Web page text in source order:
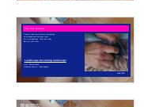
A woman folds some pictures representing
natural landscapes and place them
into a real landscape. Fiction and reality
blurs into each other.
Landscape becoming landscape
Artist: Pamela Breda
Production Country: United Kingdom
The One Minute
beeld:DHVR